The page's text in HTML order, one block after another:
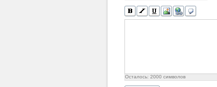
Осталось: 2000 символов